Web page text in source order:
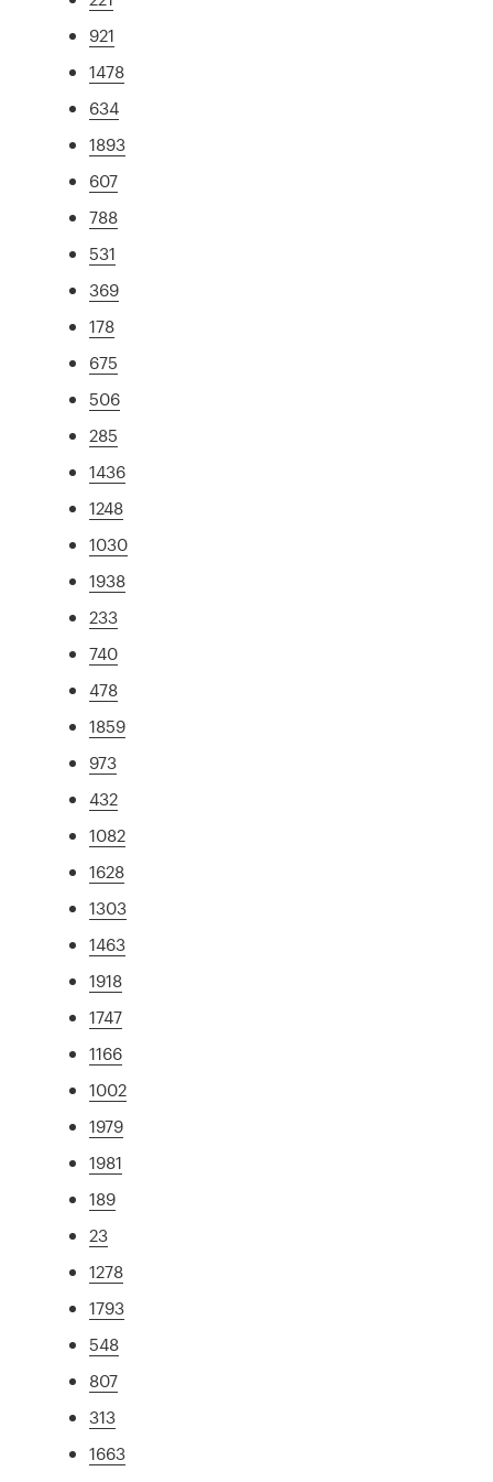
921
1478
634
1893
607
788
531
369
178
675
506
285
1436
1248
1030
1938
233
740
478
1859
973
432
1082
1628
1303
1463
1918
1747
1166
1002
1979
1981
189
23
1278
1793
548
807
313
1663